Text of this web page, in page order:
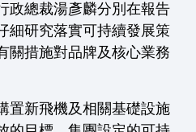
政總裁湯彥麟分別在報告
細研究落實可持續發展策
關措施對品牌及核心業務
置新飛機及相關基礎設施